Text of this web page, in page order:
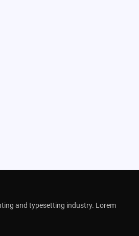
and typesetting industry. Lorem